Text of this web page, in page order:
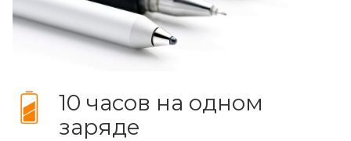
10 часов на одном
заряде